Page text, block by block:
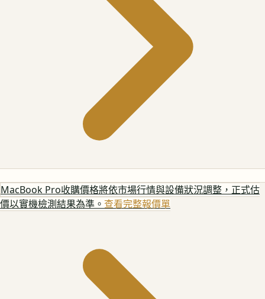
MacBook Pro收購價格將依市場行情與設備狀況調整，正式估
價以實機檢測結果為準。 查看完整報價單